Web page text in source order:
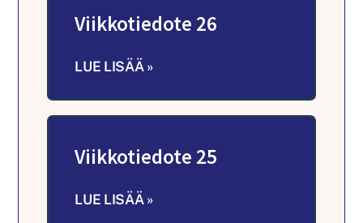
Viikkotiedote 26
LUE LISÄÄ »
Viikkotiedote 25
LUE LISÄÄ »